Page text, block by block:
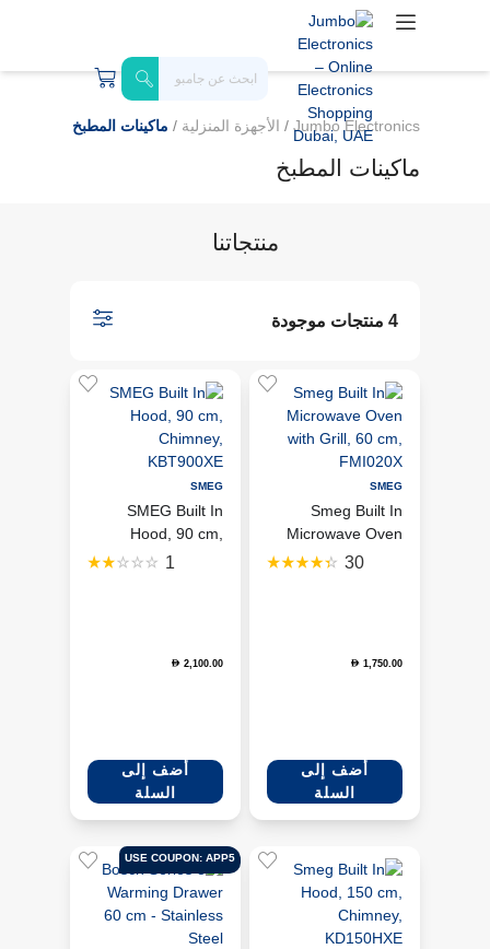
Jumbo Electronics
/ الأجهزة المنزلية / ماكينات المطبخ
ماكينات المطبخ
منتجاتنا
4 منتجات موجودة
SMEG
Smeg Built In
Microwave Oven
with Grill, 60 cm,
30
D 1,750.00
أضف إلى
السلة
SMEG
SMEG Built In
Hood, 90 cm,
Chimney,
1
D 2,100.00
أضف إلى
السلة
USE COUPON: APP5